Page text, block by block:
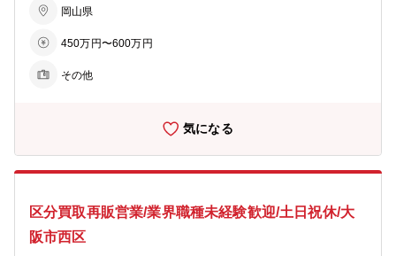
頼される企業グループを目指して、全社一丸となって一歩一歩前進し
備・間取りの変更等） ・引渡し ★お客様への資産提案、変更工事打
てサポートして頂きます。総合職としての採用となるため、分譲マン
リアビジョンをご用意可能。 ■業務の特徴： チーム単位でマンション
でのシミュレーションを行い、軌道修正を行いながら営業活動を行っ
向けの報奨金制度もあり、多様な活躍を後押しします。インセンティ
ブに左右されて収入が不安定、ということを防ぐため基本給や手当も
充実しています。 ■柔軟な働き方： ・月１回、労務委員会にて従業員
岡山県
450万円〜600万円
その他
気になる
区分買取再販営業/業界職種未経験歓迎/土日祝休/大
阪市西区